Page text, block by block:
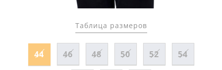
Таблица размеров
44 46 48 50 52 54